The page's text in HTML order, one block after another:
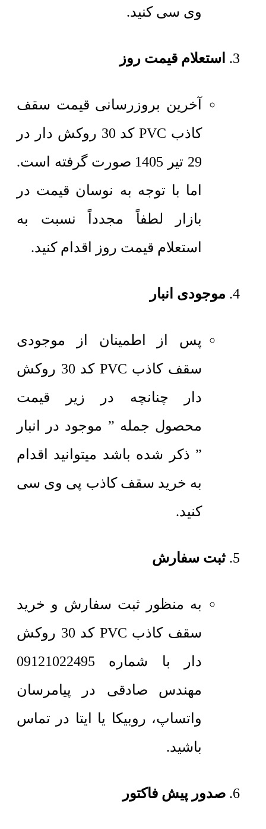
وی سی کنید.
استعلام قیمت روز
آخرین بروزرسانی قیمت سقف
کاذب PVC کد 30 روکش دار در
29 تیر 1405 صورت گرفته است.
اما با توجه به نوسان قیمت در
بازار لطفاً مجدداً نسبت به
استعلام قیمت روز اقدام کنید.
موجودی انبار
پس از اطمینان از موجودی
سقف کاذب PVC کد 30 روکش
دار چنانچه در زیر قیمت
محصول جمله ” موجود در انبار
” ذکر شده باشد میتوانید اقدام
به خرید سقف کاذب پی وی سی
کنید.
ثبت سفارش
به منظور ثبت سفارش و خرید
سقف کاذب PVC کد 30 روکش
دار با شماره 09121022495
مهندس صادقی در پیامرسان
واتساپ، روبیکا یا ایتا در تماس
باشید.
صدور پیش فاکتور